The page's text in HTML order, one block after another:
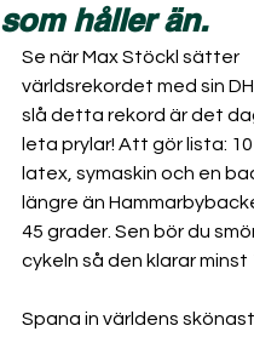
som håller än.
Se när Max Stöckl sätter
världsrekordet med sin
slå detta rekord är det
leta prylar! Att gör lista:
latex, symaskin och en
längre än
45 grader. Sen bör du
cykeln så den klarar minst
Spana in världens